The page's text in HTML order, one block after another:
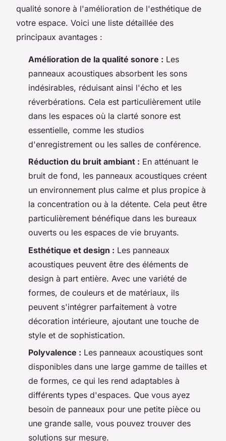
qualité sonore à l'amélioration de l'esthétique de
votre espace. Voici une liste détaillée des
principaux avantages :
Amélioration de la qualité sonore : Les
panneaux acoustiques absorbent les sons
indésirables, réduisant ainsi l'écho et les
réverbérations. Cela est particulièrement utile
dans les espaces où la clarté sonore est
essentielle, comme les studios
d'enregistrement ou les salles de conférence.
Réduction du bruit ambiant : En atténuant le
bruit de fond, les panneaux acoustiques créent
un environnement plus calme et plus propice à
la concentration ou à la détente. Cela peut être
particulièrement bénéfique dans les bureaux
ouverts ou les espaces de vie bruyants.
Esthétique et design : Les panneaux
acoustiques peuvent être des éléments de
design à part entière. Avec une variété de
formes, de couleurs et de matériaux, ils
peuvent s'intégrer parfaitement à votre
décoration intérieure, ajoutant une touche de
style et de sophistication.
Polyvalence : Les panneaux acoustiques sont
disponibles dans une large gamme de tailles et
de formes, ce qui les rend adaptables à
différents types d'espaces. Que vous ayez
besoin de panneaux pour une petite pièce ou
une grande salle, vous pouvez trouver des
solutions sur mesure.